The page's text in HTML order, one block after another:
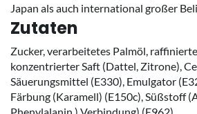
Japan als auch international großer
Zutaten
Zucker, verarbeitetes Palmöl,
konzentrierter Saft (Dattel, Zitrone),
Säuerungsmittel (E330), Emulgator
Färbung (Karamell) (E150c), Süßstoff